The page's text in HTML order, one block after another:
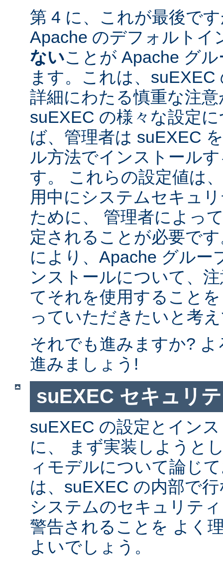
第 4 に、これが最後で
Apache のデフォルトイ
ないことが Apache グ
ます。これは、
詳細にわたる慎重な注
suEXEC の様々な設定
ば、管理者は suEXEC
ル方法でインストール
す。 これらの設定値は
用中にシステムセキュ
ために、 管理者によっ
定されることが必要で
により、Apache グルー
ンストールについて、
てそれを使用すること
っていただきたいと考
それでも進みますか?
進みましょう!
suEXEC セキュリ
suEXEC の設定とイン
に、 まず実装しようと
ィモデルについて論じ
は、suEXEC の内部で
システムのセキュリテ
警告されることを よく
よいでしょう。